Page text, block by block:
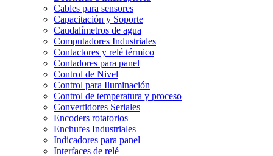
Cables para sensores
Capacitación y Soporte
Caudalímetros de agua
Computadores Industriales
Contactores y relé térmico
Contadores para panel
Control de Nivel
Control para Iluminación
Control de temperatura y proceso
Convertidores Seriales
Encoders rotatorios
Enchufes Industriales
Indicadores para panel
Interfaces de relé